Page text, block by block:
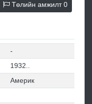
Төлийн амжилт0
-
1932..
Америк